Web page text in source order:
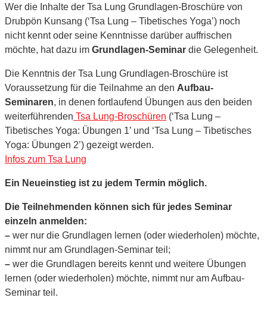
Wer die Inhalte der Tsa Lung Grundlagen-Broschüre von
Drubpön Kunsang (‘Tsa Lung – Tibetisches Yoga’) noch
nicht kennt oder seine Kenntnisse darüber auffrischen
möchte, hat dazu im Grundlagen-Seminar die Gelegenheit.
Die Kenntnis der Tsa Lung Grundlagen-Broschüre ist
Voraussetzung für die Teilnahme an den Aufbau-
Seminaren, in denen fortlaufend Übungen aus den beiden
weiterführenden Tsa Lung-Broschüren (‘Tsa Lung –
Tibetisches Yoga: Übungen 1’ und ‘Tsa Lung – Tibetisches
Yoga: Übungen 2’) gezeigt werden.
Infos zum Tsa Lung
Ein Neueinstieg ist zu jedem Termin möglich.
Die Teilnehmenden können sich für jedes Seminar
einzeln anmelden:
– wer nur die Grundlagen lernen (oder wiederholen) möchte,
nimmt nur am Grundlagen-Seminar teil;
– wer die Grundlagen bereits kennt und weitere Übungen
lernen (oder wiederholen) möchte, nimmt nur am Aufbau-
Seminar teil.